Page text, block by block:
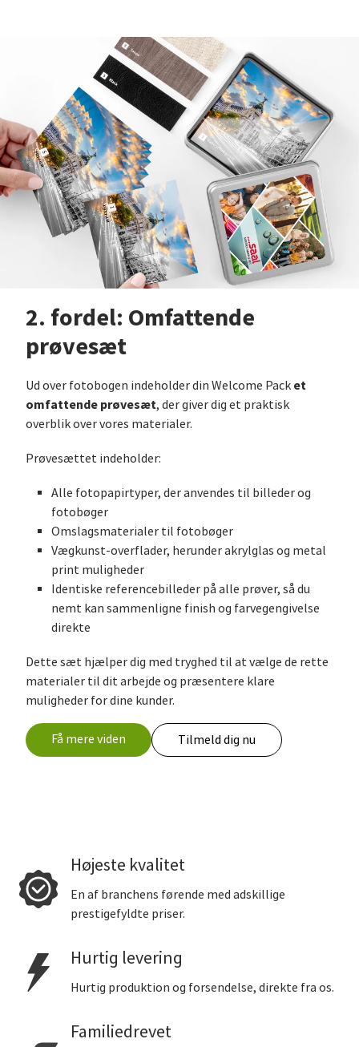
2. fordel: Omfattende
prøvesæt
Ud over fotobogen indeholder din Welcome Pack et
omfattende prøvesæt, der giver dig et praktisk
overblik over vores materialer.
Prøvesættet indeholder:
Alle fotopapirtyper, der anvendes til billeder og
fotobøger
Omslagsmaterialer til fotobøger
Vægkunst-overflader, herunder akrylglas og metal
print muligheder
Identiske referencebilleder på alle prøver, så du
nemt kan sammenligne finish og farvegengivelse
direkte
Dette sæt hjælper dig med tryghed til at vælge de rette
materialer til dit arbejde og præsentere klare
muligheder for dine kunder.
Få mere viden Tilmeld dig nu
Højeste kvalitet
En af branchens førende med adskillige
prestigefyldte priser.
Hurtig levering
Hurtig produktion og forsendelse, direkte fra os.
Familiedrevet